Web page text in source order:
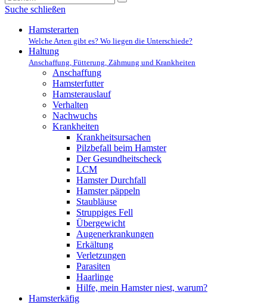
Suche schließen
Hamsterarten
Welche Arten gibt es? Wo liegen die Unterschiede?
Haltung
Anschaffung, Fütterung, Zähmung und Krankheiten
Anschaffung
Hamsterfutter
Hamsterauslauf
Verhalten
Nachwuchs
Krankheiten
Krankheitsursachen
Pilzbefall beim Hamster
Der Gesundheitscheck
LCM
Hamster Durchfall
Hamster päppeln
Staubläuse
Struppiges Fell
Übergewicht
Augenerkrankungen
Erkältung
Verletzungen
Parasiten
Haarlinge
Hilfe, mein Hamster niest, warum?
Hamsterkäfig